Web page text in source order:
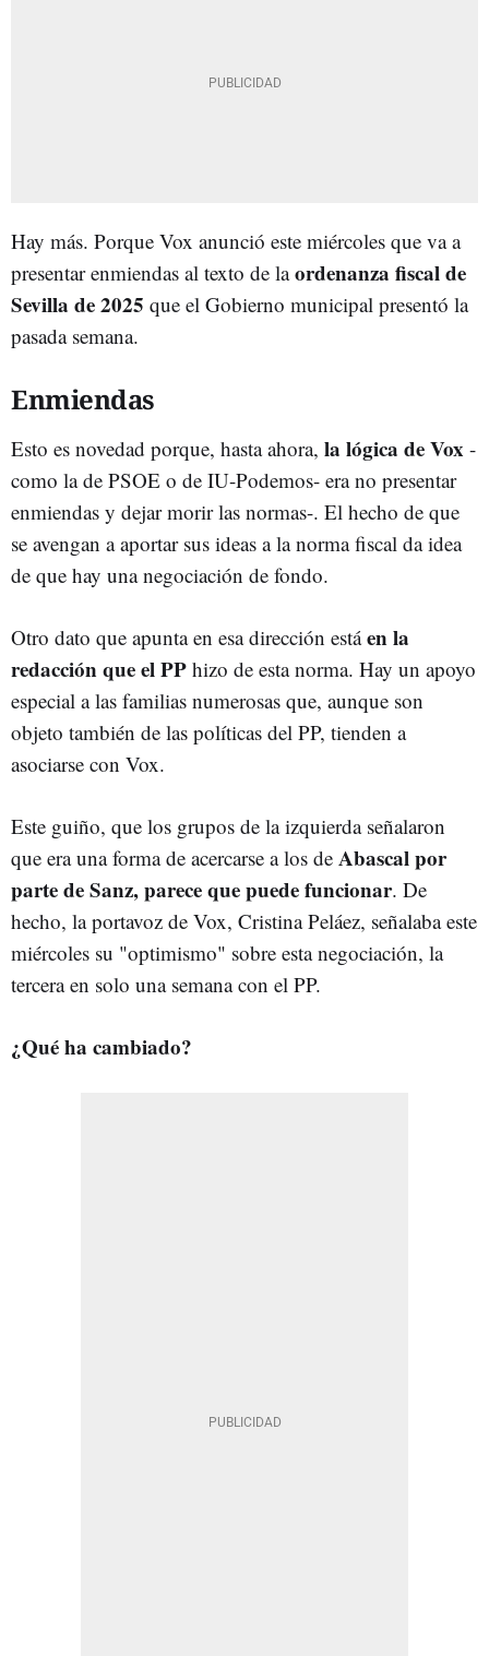
Hay más. Porque Vox anunció este miércoles que va a
presentar enmiendas al texto de laordenanza fiscal de
Sevilla de 2025 que el Gobierno municipal presentó la
pasada semana.
Enmiendas
Esto es novedad porque, hasta ahora, la lógica de Vox -
como la de PSOE o de IU-Podemos- era no presentar
enmiendas y dejar morir las normas-. El hecho de que
se avengan a aportar sus ideas a la norma fiscal da idea
de que hay una negociación de fondo.
Otro dato que apunta en esa dirección estáen la
redacción que el PP hizo de esta norma. Hay un apoyo
especial a las familias numerosas que, aunque son
objeto también de las políticas del PP, tienden a
asociarse con Vox.
Este guiño, que los grupos de la izquierda señalaron
que era una forma de acercarse a los de Abascal por
parte de Sanz, parece que puede funcionar. De
hecho, la portavoz de Vox, Cristina Peláez, señalaba este
miércoles su "optimismo" sobre esta negociación, la
tercera en solo una semana con el PP.
¿Qué ha cambiado?